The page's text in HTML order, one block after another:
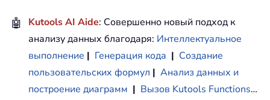
🤖 Kutools AI Aide: Совершенно новый подход к
анализу данных благодаря: Интеллектуальное
выполнение | Генерация кода | Создание
пользовательских формул | Анализ данных и
построение диаграмм | Вызов Kutools Functions…